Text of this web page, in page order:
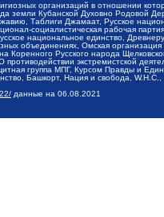
организаций в отношении
земли Кубанской Духовно Родовой
Таблиги Джамаат, Русское
социалистическая рабочая
национальное единство,
объединениях, Омская
Коренного Русского народа
противодействии экстремистской
группа МПГ, Курсом Правды и
Башкорт, Нация и свобода,
данные на 06.08.2021